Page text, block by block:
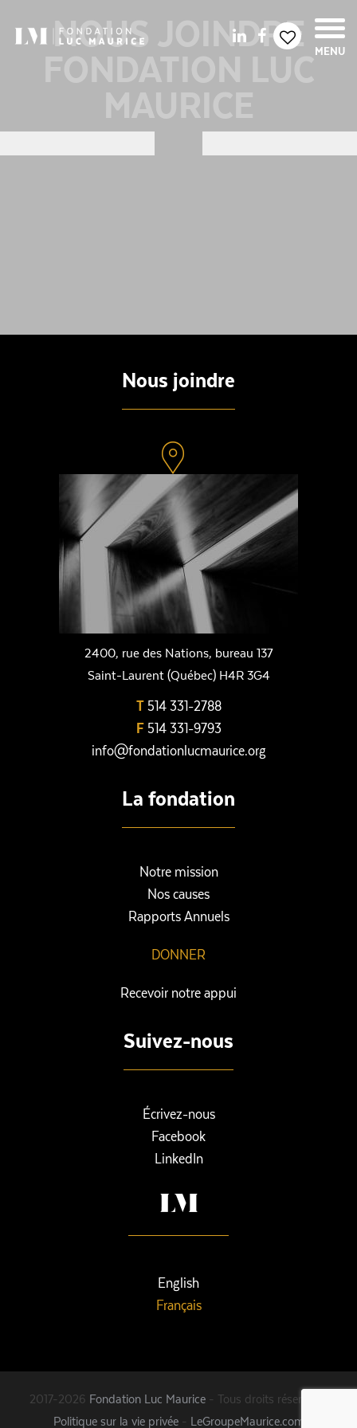
MENU
NOUS JOINDRE
FONDATION LUC
Nous joindre
2400, rue des Nations, bureau 137
Saint-Laurent (Québec) H4R 3G4
T514 331-2788
F514 331-9793
info@fondationlucmaurice.org
La fondation
Notre mission
Nos causes
Rapports Annuels
DONNER
Recevoir notre appui
Suivez-nous
Écrivez-nous
Facebook
LinkedIn
English
Français
2017-2026 Fondation Luc Maurice - Tous droits réservés -
Politique sur la vie privée- LeGroupeMaurice.com